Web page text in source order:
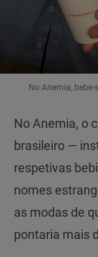
No Anemia,
No Anemia, o
brasileiro —
respetivas
nomes
as modas de
pontaria mais